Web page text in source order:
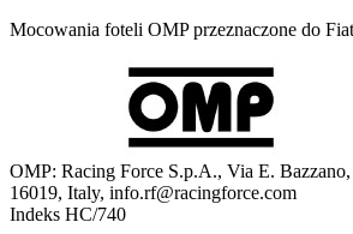
Mocowania foteli OMP przeznaczone do
OMP: Racing Force S.p.A., Via E.
16019, Italy, info.rf@racingforce.com
Indeks HC/740